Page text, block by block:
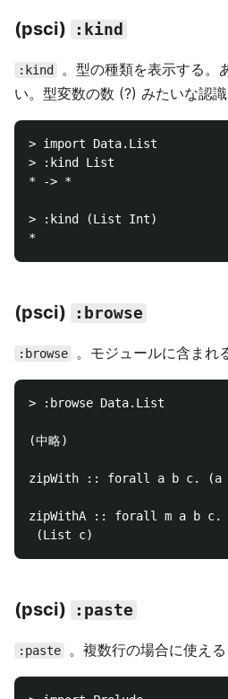
(psci) :kind
:kind
。型の種類を表示する。
い。型変数の数 (?) みたいな認識
> import Data.List
> :kind List
* -> *
> :kind (List Int)
(psci) :browse
:browse 。モジュールに含まれ
> :browse Data.List
(中略)
zipWith :: forall a b c.
zipWithA :: forall m a b c.
(psci) :paste
:paste 。複数行の場合に使える